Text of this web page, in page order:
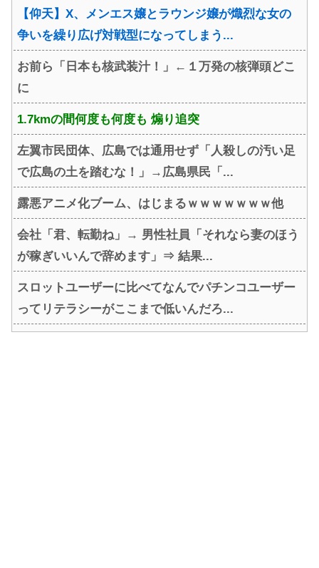
【仰天】X、メンエス嬢とラウンジ嬢が熾烈な女の
争いを繰り広げ対戦型になってしまう...
お前ら「日本も核武装汁！」←１万発の核弾頭どこ
に
1.7kmの間何度も何度も 煽り追突
左翼市民団体、広島では通用せず「人殺しの汚い足
で広島の土を踏むな！」→広島県民「...
露悪アニメ化ブーム、はじまるｗｗｗｗｗｗｗ他
会社「君、転勤ね」→ 男性社員「それなら妻のほう
が稼ぎいいんで辞めます」⇒ 結果...
スロットユーザーに比べてなんでパチンコユーザー
ってリテラシーがここまで低いんだろ...